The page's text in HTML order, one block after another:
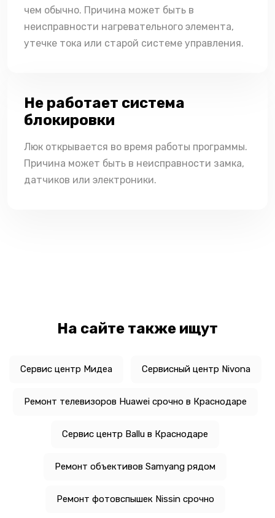
чем обычно. Причина может быть в
неисправности нагревательного элемента,
утечке тока или старой системе управления.
Не работает система
блокировки
Люк открывается во время работы программы.
Причина может быть в неисправности замка,
датчиков или электроники.
На сайте также ищут
Сервис центр Мидеа Сервисный центр Nivona
Ремонт телевизоров Huawei срочно в Краснодаре
Сервис центр Ballu в Краснодаре
Ремонт объективов Samyang рядом
Ремонт фотовспышек Nissin срочно